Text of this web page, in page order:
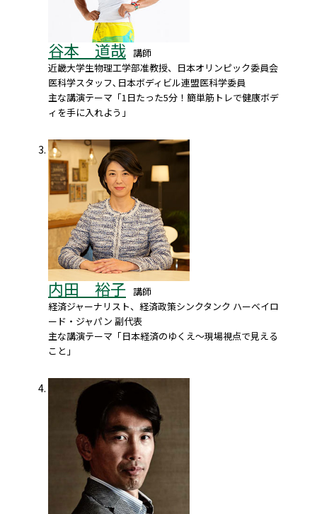
谷本 道哉 講師
近畿大学生物理工学部准教授、日本オリンピック委員会
医科学スタッフ､日本ボディビル連盟医科学委員
主な講演テーマ「1日たった5分！簡単筋トレで健康ボデ
ィを手に入れよう」
内田 裕子 講師
経済ジャーナリスト、経済政策シンクタンク ハーベイロ
ード・ジャパン 副代表
主な講演テーマ「日本経済のゆくえ～現場視点で見える
こと」